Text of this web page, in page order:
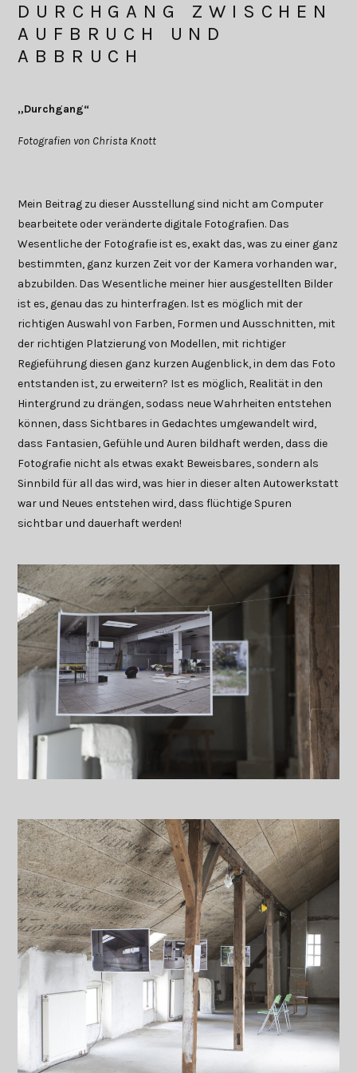
DURCHGANG ZWISCHEN
AUFBRUCH UND
ABBRUCH
„Durchgang“
Fotografien von Christa Knott
Mein Beitrag zu dieser Ausstellung sind nicht am Computer
bearbeitete oder veränderte digitale Fotografien. Das
Wesentliche der Fotografie ist es, exakt das, was zu einer ganz
bestimmten, ganz kurzen Zeit vor der Kamera vorhanden war,
abzubilden. Das Wesentliche meiner hier ausgestellten Bilder
ist es, genau das zu hinterfragen. Ist es möglich mit der
richtigen Auswahl von Farben, Formen und Ausschnitten, mit
der richtigen Platzierung von Modellen, mit richtiger
Regieführung diesen ganz kurzen Augenblick, in dem das Foto
entstanden ist, zu erweitern? Ist es möglich, Realität in den
Hintergrund zu drängen, sodass neue Wahrheiten entstehen
können, dass Sichtbares in Gedachtes umgewandelt wird,
dass Fantasien, Gefühle und Auren bildhaft werden, dass die
Fotografie nicht als etwas exakt Beweisbares, sondern als
Sinnbild für all das wird, was hier in dieser alten Autowerkstatt
war und Neues entstehen wird, dass flüchtige Spuren
sichtbar und dauerhaft werden!